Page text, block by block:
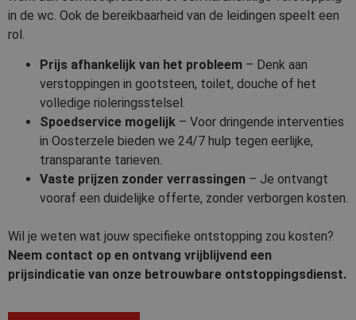
in de wc. Ook de bereikbaarheid van de leidingen speelt een
rol.
Prijs afhankelijk van het probleem – Denk aan
verstoppingen in gootsteen, toilet, douche of het
volledige rioleringsstelsel.
Spoedservice mogelijk – Voor dringende interventies
in Oosterzele bieden we 24/7 hulp tegen eerlijke,
transparante tarieven.
Vaste prijzen zonder verrassingen – Je ontvangt
vooraf een duidelijke offerte, zonder verborgen kosten.
Wil je weten wat jouw specifieke ontstopping zou kosten?
Neem contact op en ontvang vrijblijvend een
prijsindicatie van onze betrouwbare ontstoppingsdienst.